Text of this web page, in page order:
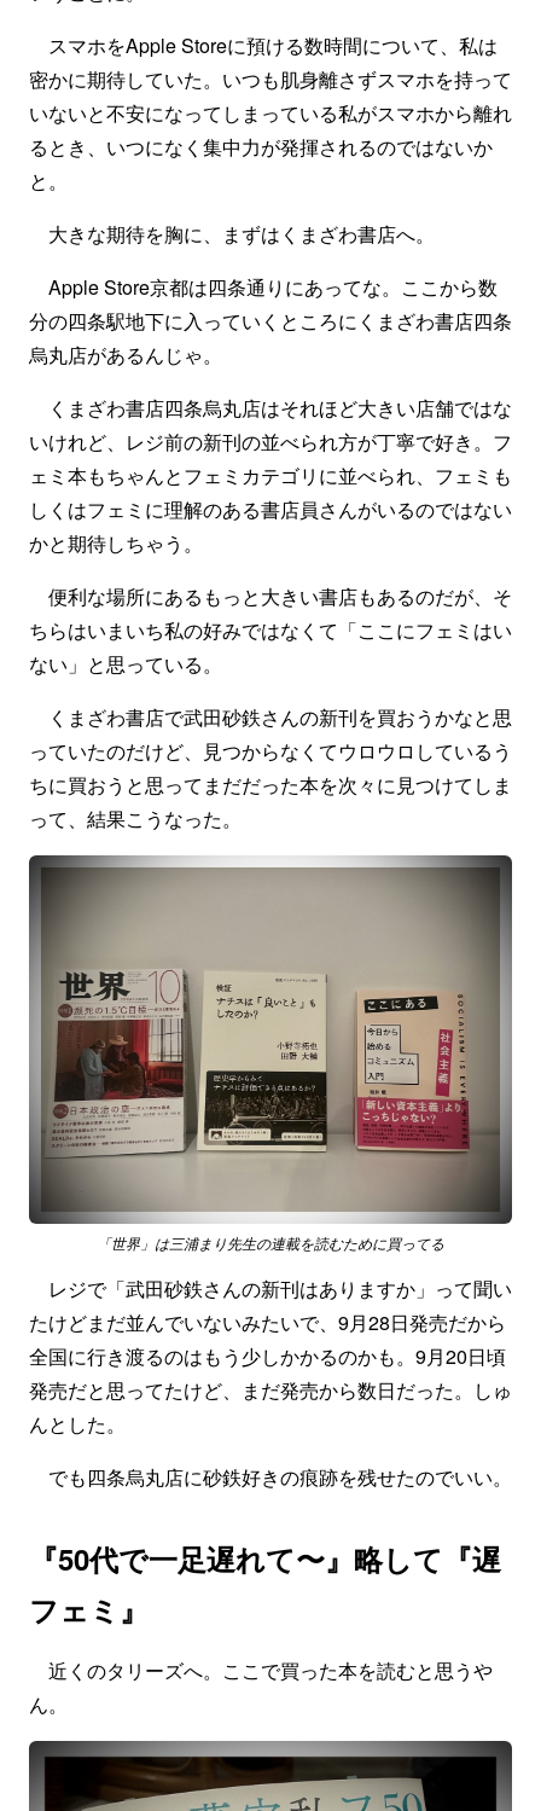
スマホをApple Storeに預ける数時間について、私は
密かに期待していた。いつも肌身離さずスマホを持って
いないと不安になってしまっている私がスマホから離れ
るとき、いつになく集中力が発揮されるのではないか
と。
大きな期待を胸に、まずはくまざわ書店へ。
Apple Store京都は四条通りにあってな。ここから数
分の四条駅地下に入っていくところにくまざわ書店四条
烏丸店があるんじゃ。
くまざわ書店四条烏丸店はそれほど大きい店舗ではな
いけれど、レジ前の新刊の並べられ方が丁寧で好き。フ
ェミ本もちゃんとフェミカテゴリに並べられ、フェミも
しくはフェミに理解のある書店員さんがいるのではない
かと期待しちゃう。
便利な場所にあるもっと大きい書店もあるのだが、そ
ちらはいまいち私の好みではなくて「ここにフェミはい
ない」と思っている。
くまざわ書店で武田砂鉄さんの新刊を買おうかなと思
っていたのだけど、見つからなくてウロウロしているう
ちに買おうと思ってまだだった本を次々に見つけてしま
って、結果こうなった。
「世界」は三浦まり先生の連載を読むために買ってる
レジで「武田砂鉄さんの新刊はありますか」って聞い
たけどまだ並んでいないみたいで、9月28日発売だから
全国に行き渡るのはもう少しかかるのかも。9月20日頃
発売だと思ってたけど、まだ発売から数日だった。しゅ
んとした。
でも四条烏丸店に砂鉄好きの痕跡を残せたのでいい。
『50代で一足遅れて〜』略して『遅
フェミ』
近くのタリーズへ。ここで買った本を読むと思うや
ん。